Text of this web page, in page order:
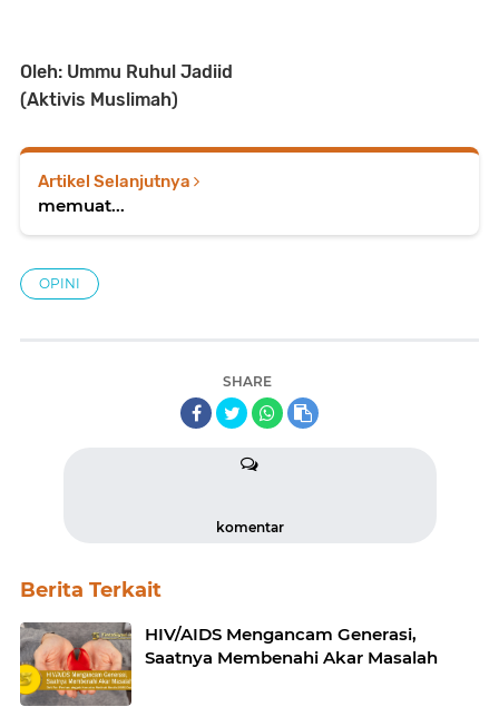
Oleh: Ummu Ruhul Jadiid
(Aktivis Muslimah)
Artikel Selanjutnya
memuat...
OPINI
SHARE
komentar
Berita Terkait
HIV/AIDS Mengancam Generasi,
Saatnya Membenahi Akar Masalah